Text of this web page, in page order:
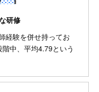
研修
経験を併せ持ってお
中、平均4.79という